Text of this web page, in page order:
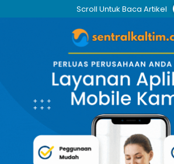
Scroll Untuk Baca Artikel